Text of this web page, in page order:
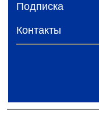
Подписка
Контакты